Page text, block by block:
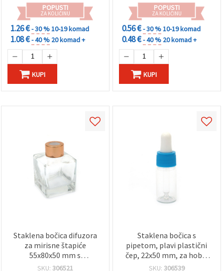
POPUSTI
ZA KOLIČINU
1.26 €- 30 %10-19 komad
1.08 €- 40 % 20 komad +
KUPI
POPUSTI
ZA KOLIČINU
0.56 €- 30 %10-19 komad
0.48 €- 40 % 20 komad +
KUPI
Staklena bočica difuzora
za mirisne štapiće
55x80x50 mm s
plastičnim poklopcem
SKU: 306521
Staklena bočica s
pipetom, plavi plastični
čep, 22x50 mm, za hobi i
kreativne projekte
SKU: 306539